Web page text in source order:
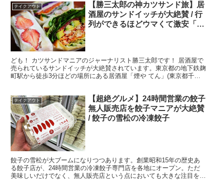
テイクアウト
【勝三太郎の神カツサンド旅】居
酒屋のサンドイッチが大絶賛 / 行
列ができるほどウマくて激安「煙
ども！ カツサンドマニアのジャーナリスト勝三太郎です！ 居酒屋で
売られているサンドイッチが大絶賛されています。東京都の地下鉄麹
町駅から徒歩3分ほどの場所にある居酒屋「煙や てん」(東京都千代
テイクアウト
【超絶グルメ】24時間営業の餃子
無人販売店を餃子マニアが大絶賛
/ 餃子の雪松の冷凍餃子
餃子の雪松が大ブームになりつつあります。創業昭和15年の歴史あ
る餃子店が、24時間営業の冷凍餃子専門店を各地にオープン。ただ
美味しいだけでなく、無人販売店という点においても大きな注目を集